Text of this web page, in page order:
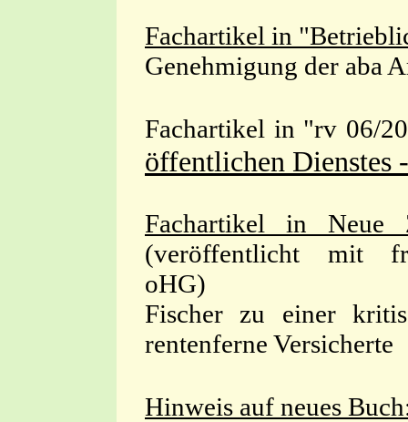
Fachartikel in
Genehmigung der aba
Fachartikel in "rv 06/
öffentlichen Dienstes
Fachartikel in Neue
(veröffentlicht mit
oHG)
Fischer zu einer
rentenferne Versicherte
Hinweis auf neues